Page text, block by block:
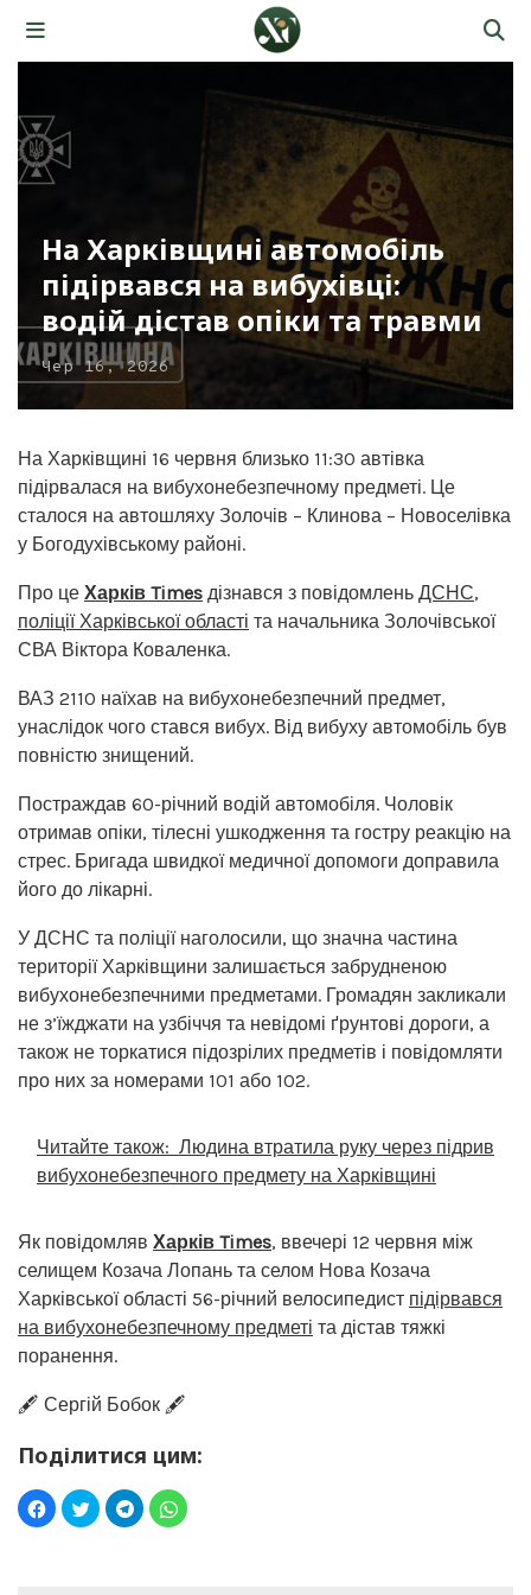
На Харківщині автомобіль
підірвався на вибухівці:
водій дістав опіки та травми
Чер 16, 2026
На Харківщині 16 червня близько 11:30 автівка
підірвалася на вибухонебезпечному предметі. Це
сталося на автошляху Золочів – Клинова – Новоселівка
у Богодухівському районі.
Про це Харків Times дізнався з повідомлень ДСНС,
поліції Харківської області та начальника Золочівської
СВА Віктора Коваленка.
ВАЗ 2110 наїхав на вибухонебезпечний предмет,
унаслідок чого стався вибух. Від вибуху автомобіль був
повністю знищений.
Постраждав 60-річний водій автомобіля. Чоловік
отримав опіки, тілесні ушкодження та гостру реакцію на
стрес. Бригада швидкої медичної допомоги доправила
його до лікарні.
У ДСНС та поліції наголосили, що значна частина
території Харківщини залишається забрудненою
вибухонебезпечними предметами. Громадян закликали
не з’їжджати на узбіччя та невідомі ґрунтові дороги, а
також не торкатися підозрілих предметів і повідомляти
про них за номерами 101 або 102.
Читайте також: Людина втратила руку через підрив
вибухонебезпечного предмету на Харківщині
Як повідомляв Харків Times, ввечері 12 червня між
селищем Козача Лопань та селом Нова Козача
Харківської області 56-річний велосипедист підірвався
на вибухонебезпечному предметі та дістав тяжкі
поранення.
🖋️ Сергій Бобок 🖋️
Поділитися цим: